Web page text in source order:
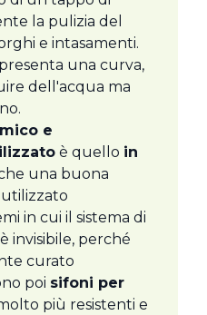
la pulizia del
e intasamenti.
una curva,
dell'acqua ma
e
è quello in
una buona
in cui il sistema di
invisibile, perché
curato
poi sifoni per
più resistenti e